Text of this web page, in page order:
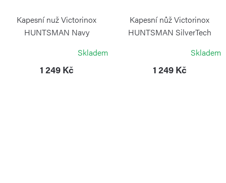
Kapesní nuž Victorinox
HUNTSMAN Navy
Skladem
1 249 Kč
Kapesní nůž Victorinox
HUNTSMAN SilverTech
Skladem
1 249 Kč